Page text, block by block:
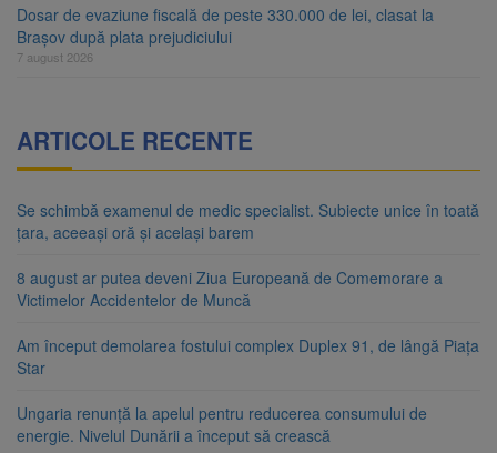
Dosar de evaziune fiscală de peste 330.000 de lei, clasat la
Brașov după plata prejudiciului
7 august 2026
ARTICOLE RECENTE
Se schimbă examenul de medic specialist. Subiecte unice în toată
țara, aceeași oră și același barem
8 august ar putea deveni Ziua Europeană de Comemorare a
Victimelor Accidentelor de Muncă
Am început demolarea fostului complex Duplex 91, de lângă Piața
Star
Ungaria renunță la apelul pentru reducerea consumului de
energie. Nivelul Dunării a început să crească